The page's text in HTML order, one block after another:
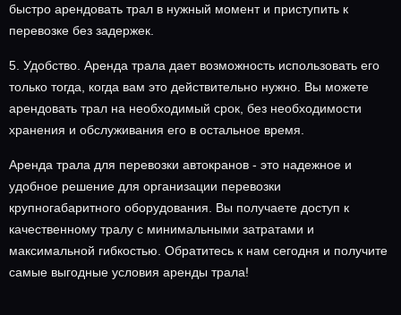
быстро арендовать трал в нужный момент и приступить к
перевозке без задержек.
5. Удобство. Аренда трала дает возможность использовать его
только тогда, когда вам это действительно нужно. Вы можете
арендовать трал на необходимый срок, без необходимости
хранения и обслуживания его в остальное время.
Аренда трала для перевозки автокранов - это надежное и
удобное решение для организации перевозки
крупногабаритного оборудования. Вы получаете доступ к
качественному тралу с минимальными затратами и
максимальной гибкостью. Обратитесь к нам сегодня и получите
самые выгодные условия аренды трала!